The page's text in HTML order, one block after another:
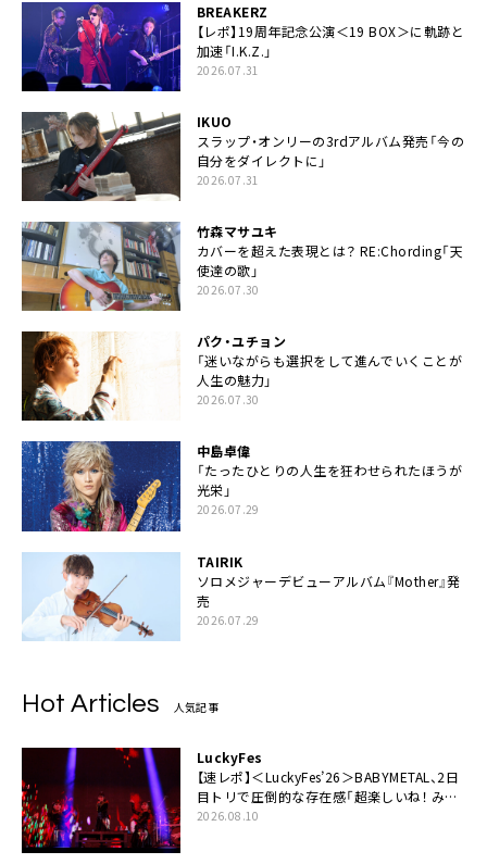
BREAKERZ
【レポ】19周年記念公演＜19 BOX＞に軌跡と
加速「I.K.Z.」
2026.07.31
IKUO
スラップ・オンリーの3rdアルバム発売「今の
自分をダイレクトに」
2026.07.31
竹森マサユキ
カバーを超えた表現とは？ RE:Chording「天
使達の歌」
2026.07.30
パク・ユチョン
「迷いながらも選択をして進んでいくことが
人生の魅力」
2026.07.30
中島卓偉
「たったひとりの人生を狂わせられたほうが
光栄」
2026.07.29
TAIRIK
ソロメジャーデビューアルバム『Mother』発
売
2026.07.29
Hot Articles 人気記事
LuckyFes
【速レポ】＜LuckyFes’26＞BABYMETAL、2日
目トリで圧倒的な存在感「超楽しいね！ みん
なありがとう！」
2026.08.10